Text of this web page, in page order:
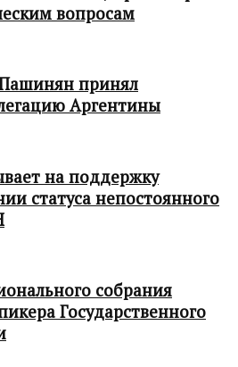
вопросам
принял
Аргентины
на поддержку
статуса непостоянного
собрания
Государственного